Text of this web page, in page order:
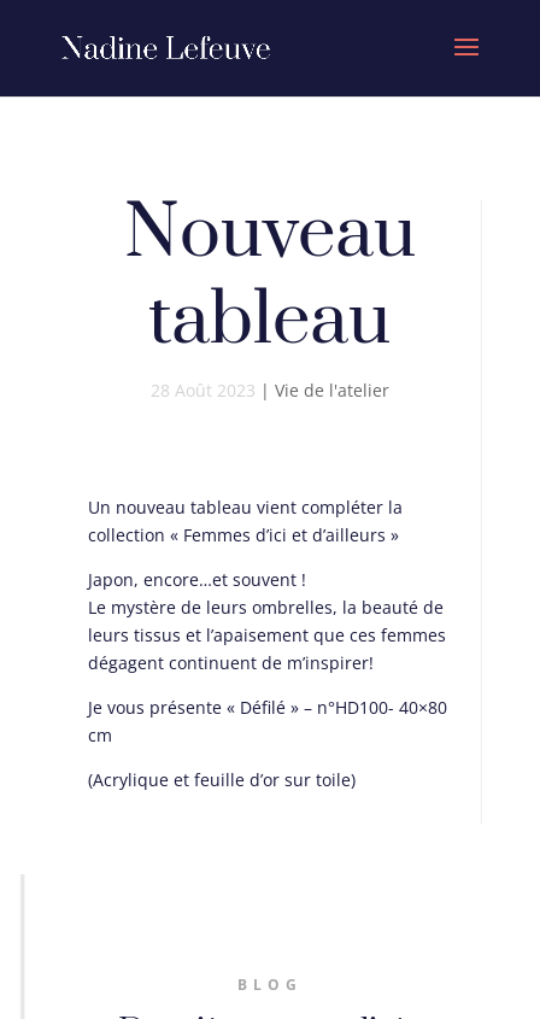
Nouveau
tableau
28 Août 2023 | Vie de l'atelier
Un nouveau tableau vient compléter la
collection « Femmes d’ici et d’ailleurs »
Japon, encore…et souvent !
Le mystère de leurs ombrelles, la beauté de
leurs tissus et l’apaisement que ces femmes
dégagent continuent de m’inspirer!
Je vous présente « Défilé » – n°HD100- 40×80
cm
(Acrylique et feuille d’or sur toile)
BLOG